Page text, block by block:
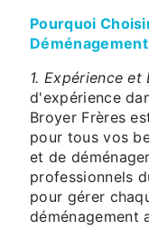
Pourquoi
1. Expérience et
d'expérience
Broyer Frères
pour tous vos
et de
professionnels
pour gérer
déménagement